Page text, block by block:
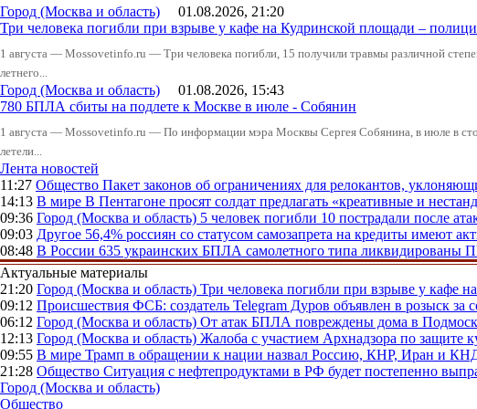
Город (Москва и область) 01.08.2026, 21:20
Три человека погибли при взрыве у кафе на Кудринской площади –
1 августа — Mossovetinfo.ru — Три человека погибли, 15 получили травмы различной
летнего...
Город (Москва и область) 01.08.2026, 15:43
780 БПЛА сбиты на подлете к Москве в июле - Собянин
1 августа — Mossovetinfo.ru — По информации мэра Москвы Сергея Собянина, в июле в
летели...
Лента новостей
11:27 Общество Пакет законов об ограничениях для релокантов,
14:13 В мире В Пентагоне просят солдат предлагать «креативные и
09:36 Город (Москва и область) 5 человек погибли 10 пострадали после
09:03 Другое 56,4% россиян со статусом самозапрета на кредиты имеют
08:48 В России 635 украинских БПЛА самолетного типа ликвидированы
Актуальные материалы
21:20 Город (Москва и область) Три человека погибли при взрыве у
09:12 Происшествия ФСБ: создатель Telegram Дуров объявлен в розыск за
06:12 Город (Москва и область) От атак БПЛА повреждены дома в
12:13 Город (Москва и область) Жалоба с участием Архнадзора по защите
09:55 В мире Трамп в обращении к нации назвал Россию, КНР, Иран и
21:28 Общество Ситуация с нефтепродуктами в РФ будет постепенно
Город (Москва и область)
Общество